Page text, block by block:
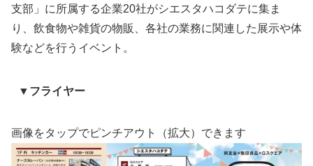
支部」に所属する企業20社がシエスタハコダテに集ま
り、飲食物や雑貨の物販、各社の業務に関連した展示や体
験などを行うイベント。
▼フライヤー
画像をタップでピンチアウト（拡大）できます